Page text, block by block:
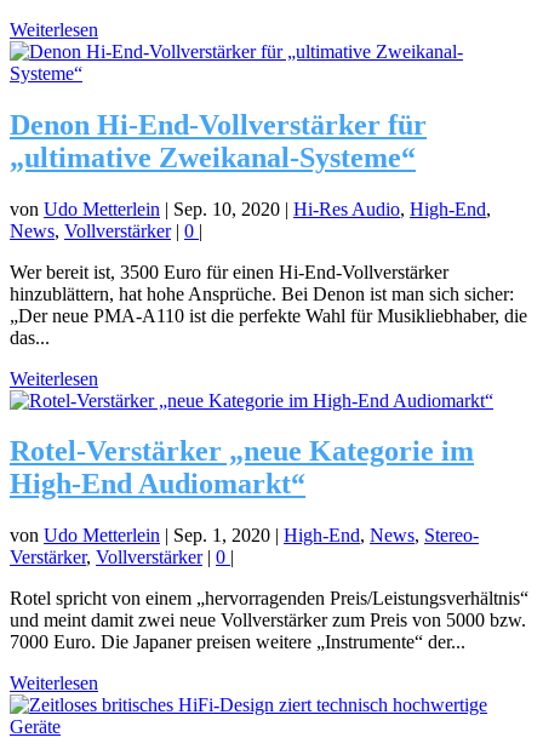
Weiterlesen
Denon Hi-End-Vollverstärker für
„ultimative Zweikanal-Systeme“
von Udo Metterlein | Sep. 10, 2020 | Hi-Res Audio, High-End,
News, Vollverstärker| 0 |
Wer bereit ist, 3500 Euro für einen Hi-End-Vollverstärker
hinzublättern, hat hohe Ansprüche. Bei Denon ist man sich sicher:
„Der neue PMA-A110 ist die perfekte Wahl für Musikliebhaber, die
das...
Weiterlesen
Rotel-Verstärker „neue Kategorie im
High-End Audiomarkt“
von Udo Metterlein | Sep. 1, 2020 | High-End, News, Stereo-
Verstärker, Vollverstärker| 0 |
Rotel spricht von einem „hervorragenden Preis/Leistungsverhältnis“
und meint damit zwei neue Vollverstärker zum Preis von 5000 bzw.
7000 Euro. Die Japaner preisen weitere „Instrumente“ der...
Weiterlesen